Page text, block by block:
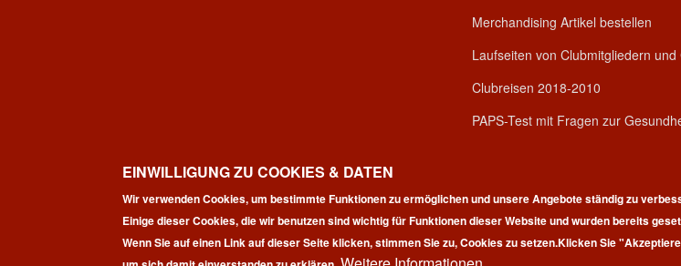
Merchandising Artikel bestellen
Laufseiten von Clubmitgliedern und
Clubreisen 2018-2010
PAPS-Test mit Fragen zur
EINWILLIGUNG ZU COOKIES & DATEN
Wir verwenden Cookies, um bestimmte Funktionen zu ermöglichen und unsere Angebote ständig zu
Einige dieser Cookies, die wir benutzen sind wichtig für Funktionen dieser Website und wurden bereits
Wenn Sie auf einen Link auf dieser Seite klicken, stimmen Sie zu, Cookies zu setzen.Klicken Sie